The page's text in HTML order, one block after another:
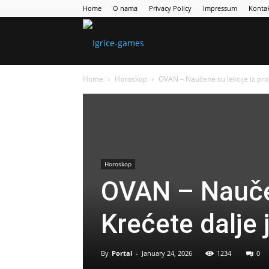
Home O nama Privacy Policy Impressum
Home Horoskop OVAN – Naučene su lekcije iz
Horoskop
OVAN –
Krećete
By Portal - January 24, 2026 1234 0